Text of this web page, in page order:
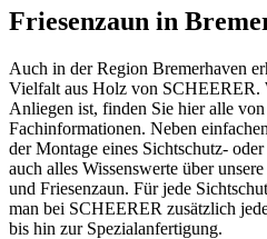
Friesenzaun in
Auch in der Region Bremerhaven
Vielfalt aus Holz von SCHEERER.
Anliegen ist, finden Sie hier alle
Fachinformationen. Neben
der Montage eines Sichtschutz-
auch alles Wissenswerte über
und Friesenzaun. Für jede
man bei SCHEERER zusätzlich
bis hin zur Spezialanfertigung.